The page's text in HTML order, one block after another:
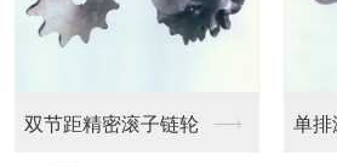
不锈钢链板输送带 扁丝